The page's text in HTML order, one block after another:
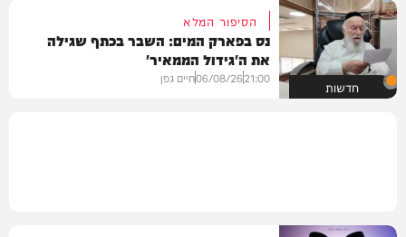
חדשות
הסיפור המלא
נס בפארק המים: השבר בכתף שגילה
את ה'גידול הממאיר'
21:00
06/08/26חיים גפן